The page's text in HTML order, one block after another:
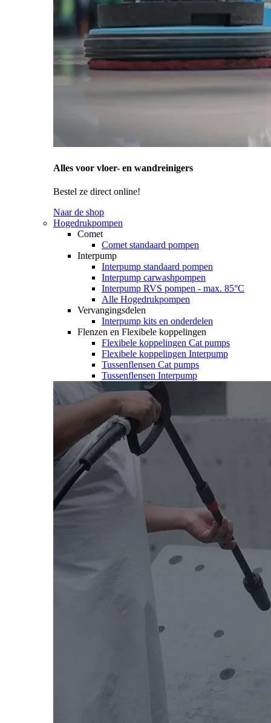
Alles voor vloer- en wandreinigers
Bestel ze direct online!
Naar de shop
Hogedrukpompen
Comet
Comet standaard pompen
Interpump
Interpump standaard pompen
Interpump carwashpompen
Interpump RVS pompen - max. 85°C
Alle Hogedrukpompen
Vervangingsdelen
Interpump kits en onderdelen
Flenzen en Flexibele koppelingen
Flexibele koppelingen Cat pumps
Flexibele koppelingen Interpump
Tussenflensen Cat pumps
Tussenflensen Interpump